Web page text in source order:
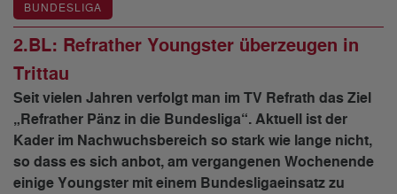
BUNDESLIGA
2.BL: Refrather Youngster überzeugen in
Trittau
Seit vielen Jahren verfolgt man im TV Refrath das Ziel
„Refrather Pänz in die Bundesliga“. Aktuell ist der
Kader im Nachwuchsbereich so stark wie lange nicht,
so dass es sich anbot, am vergangenen Wochenende
einige Youngster mit einem Bundesligaeinsatz zu